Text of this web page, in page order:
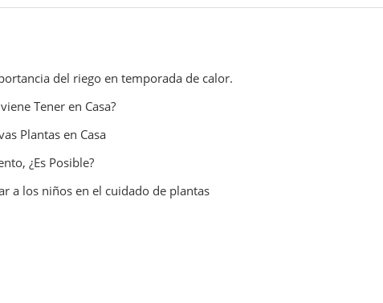
del riego en temporada de calor.
Tener en Casa?
Plantas en Casa
¿Es Posible?
a los niños en el cuidado de plantas